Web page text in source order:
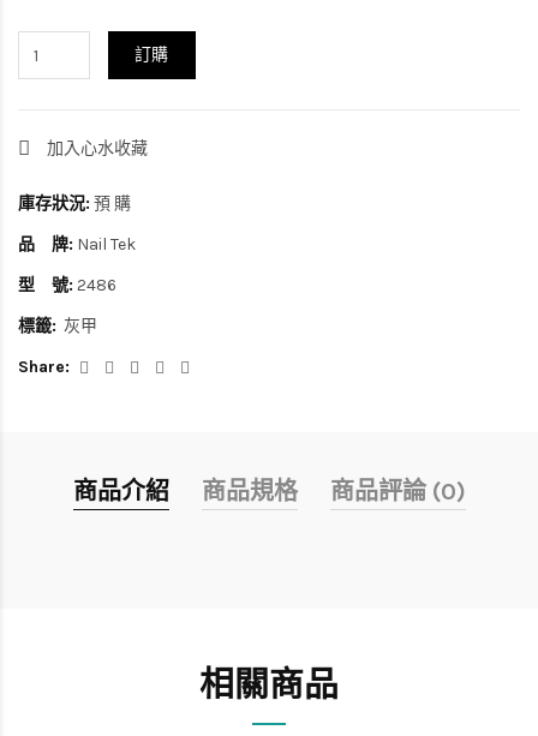
訂購
加入心水收藏
庫存狀況: 預 購
品 牌: Nail Tek
型 號: 2486
標籤: 灰甲
Share:
商品介紹 商品規格 商品評論 (0)
相關商品